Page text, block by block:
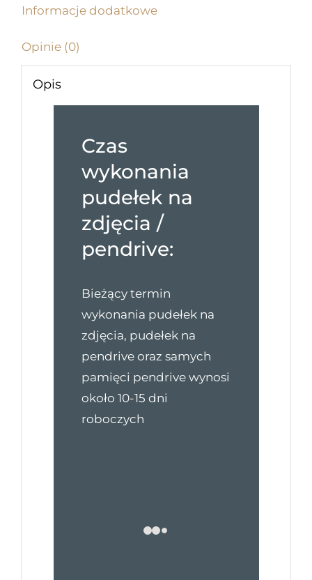
Informacje dodatkowe
Opinie (0)
Opis
Czas
wykonania
pudełek na
zdjęcia /
pendrive:
Bieżący termin
wykonania pudełek na
zdjęcia, pudełek na
pendrive oraz samych
pamięci pendrive wynosi
około 10-15 dni
roboczych